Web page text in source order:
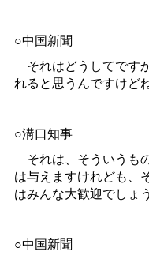
○中国新聞
それはどうしてです
れると思うんですけどね
○溝口知事
それは、そういうも
は与えますけれども、
はみんな大歓迎でしょう
○中国新聞